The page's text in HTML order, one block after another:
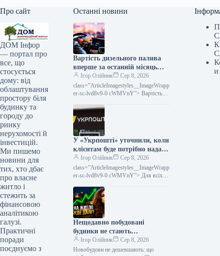
Про сайт
ДОМ Інфор
— портал про
все, що
стосується
дому: від
облаштування
простору біля
будинку та
городу до
ринку
нерухомості й
інвестицій.
Ми пишемо
новини для
тих, хто дбає
про власне
житло і
стежить за
фінансовою
аналітикою
галузі.
Практичні
поради
поєднуємо з
Останні новини
Вартість дизельного палива
вперше за останній місяць
впала.
Ігор Олійник
Сер 8, 2026
class=”ArticleImagestyles__ImageWrapp
er-sc-lvd8v9-0 cWMVnY”> Вартість
пішла внизОптові розцінки на
дизельне пальне в Україні вперше
У «Укрпошті» уточнили, коли
клієнтам буде потрібно надати
податковий номер.
Ігор Олійник
Сер 8, 2026
class=”ArticleImagestyles__ImageWrapp
er-sc-lvd8v9-0 cWMVnY”> Для всіх
вказувати податковий номер
незалежно від суми«Укрпошта»
Нещодавно побудовані
будинки не стають
доступнішими: динаміка
ринку нерухомості
Ігор Олійник
Сер 8, 2026
Новобудови не дешевшають: що
и